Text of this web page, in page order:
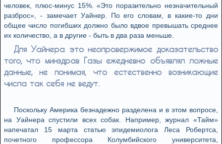
человек, плюс-минус 15%. «Это поразительно незначительный
разброс», - замечает Уайнер. По его словам, в какие-то дни
общее число погибших должно было вдвое превышать среднее
их количество, а в другие - быть в два раза меньше.
Для Уайнера это неопровержимое доказательство
того, что минздрав Газы ежедневно объявлял ложные
данные, не понимая, что естественно возникающие
числа так себя не ведут.
Поскольку Америка безнадежно разделена и в этом вопросе,
на Уайнера спустили всех собак. Например, журнал «Тайм»
напечатал 15 марта статью эпидемиолога Леса Робертса,
почетного профессора Колумбийского университета,